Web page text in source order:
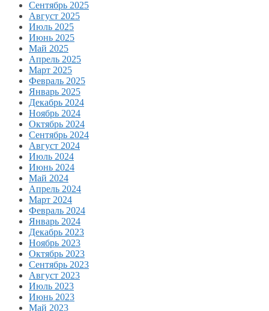
Сентябрь 2025
Август 2025
Июль 2025
Июнь 2025
Май 2025
Апрель 2025
Март 2025
Февраль 2025
Январь 2025
Декабрь 2024
Ноябрь 2024
Октябрь 2024
Сентябрь 2024
Август 2024
Июль 2024
Июнь 2024
Май 2024
Апрель 2024
Март 2024
Февраль 2024
Январь 2024
Декабрь 2023
Ноябрь 2023
Октябрь 2023
Сентябрь 2023
Август 2023
Июль 2023
Июнь 2023
Май 2023